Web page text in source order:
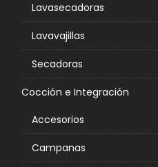
Lavasecadoras
Lavavajillas
Secadoras
Cocción e Integración
Accesorios
Campanas